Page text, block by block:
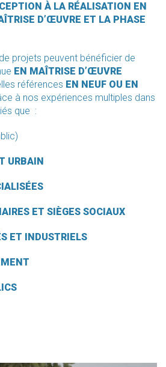
À LA RÉALISATION EN
D’ŒUVRE ET LA PHASE
projets peuvent bénéficier de
EN MAÎTRISE D’ŒUVRE
références EN NEUF OU EN
à nos expériences multiples dans
que :
URBAIN
ET SIÈGES SOCIAUX
ET INDUSTRIELS